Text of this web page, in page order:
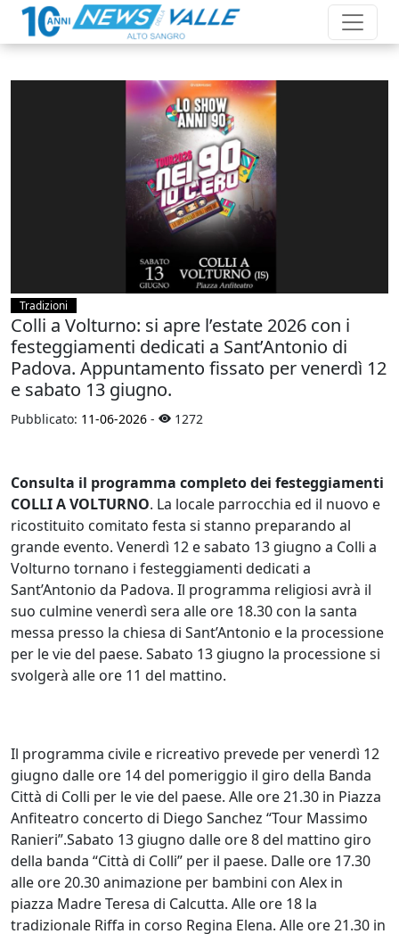
Tradizioni
Colli a Volturno: si apre l’estate 2026 con i
festeggiamenti dedicati a Sant’Antonio di
Padova. Appuntamento fissato per venerdì 12
e sabato 13 giugno.
Pubblicato: 11-06-2026 - 1272
Consulta il programma completo dei festeggiamenti
COLLI A VOLTURNO. La locale parrocchia ed il nuovo e
ricostituito comitato festa si stanno preparando al
grande evento. Venerdì 12 e sabato 13 giugno a Colli a
Volturno tornano i festeggiamenti dedicati a
Sant’Antonio da Padova. Il programma religiosi avrà il
suo culmine venerdì sera alle ore 18.30 con la santa
messa presso la chiesa di Sant’Antonio e la processione
per le vie del paese. Sabato 13 giugno la processione si
svolgerà alle ore 11 del mattino.
Il programma civile e ricreativo prevede per venerdì 12
giugno dalle ore 14 del pomeriggio il giro della Banda
Città di Colli per le vie del paese. Alle ore 21.30 in Piazza
Anfiteatro concerto di Diego Sanchez “Tour Massimo
Ranieri”.Sabato 13 giugno dalle ore 8 del mattino giro
della banda “Città di Colli” per il paese. Dalle ore 17.30
alle ore 20.30 animazione per bambini con Alex in
piazza Madre Teresa di Calcutta. Alle ore 18 la
tradizionale Riffa in corso Regina Elena. Alle ore 21.30 in